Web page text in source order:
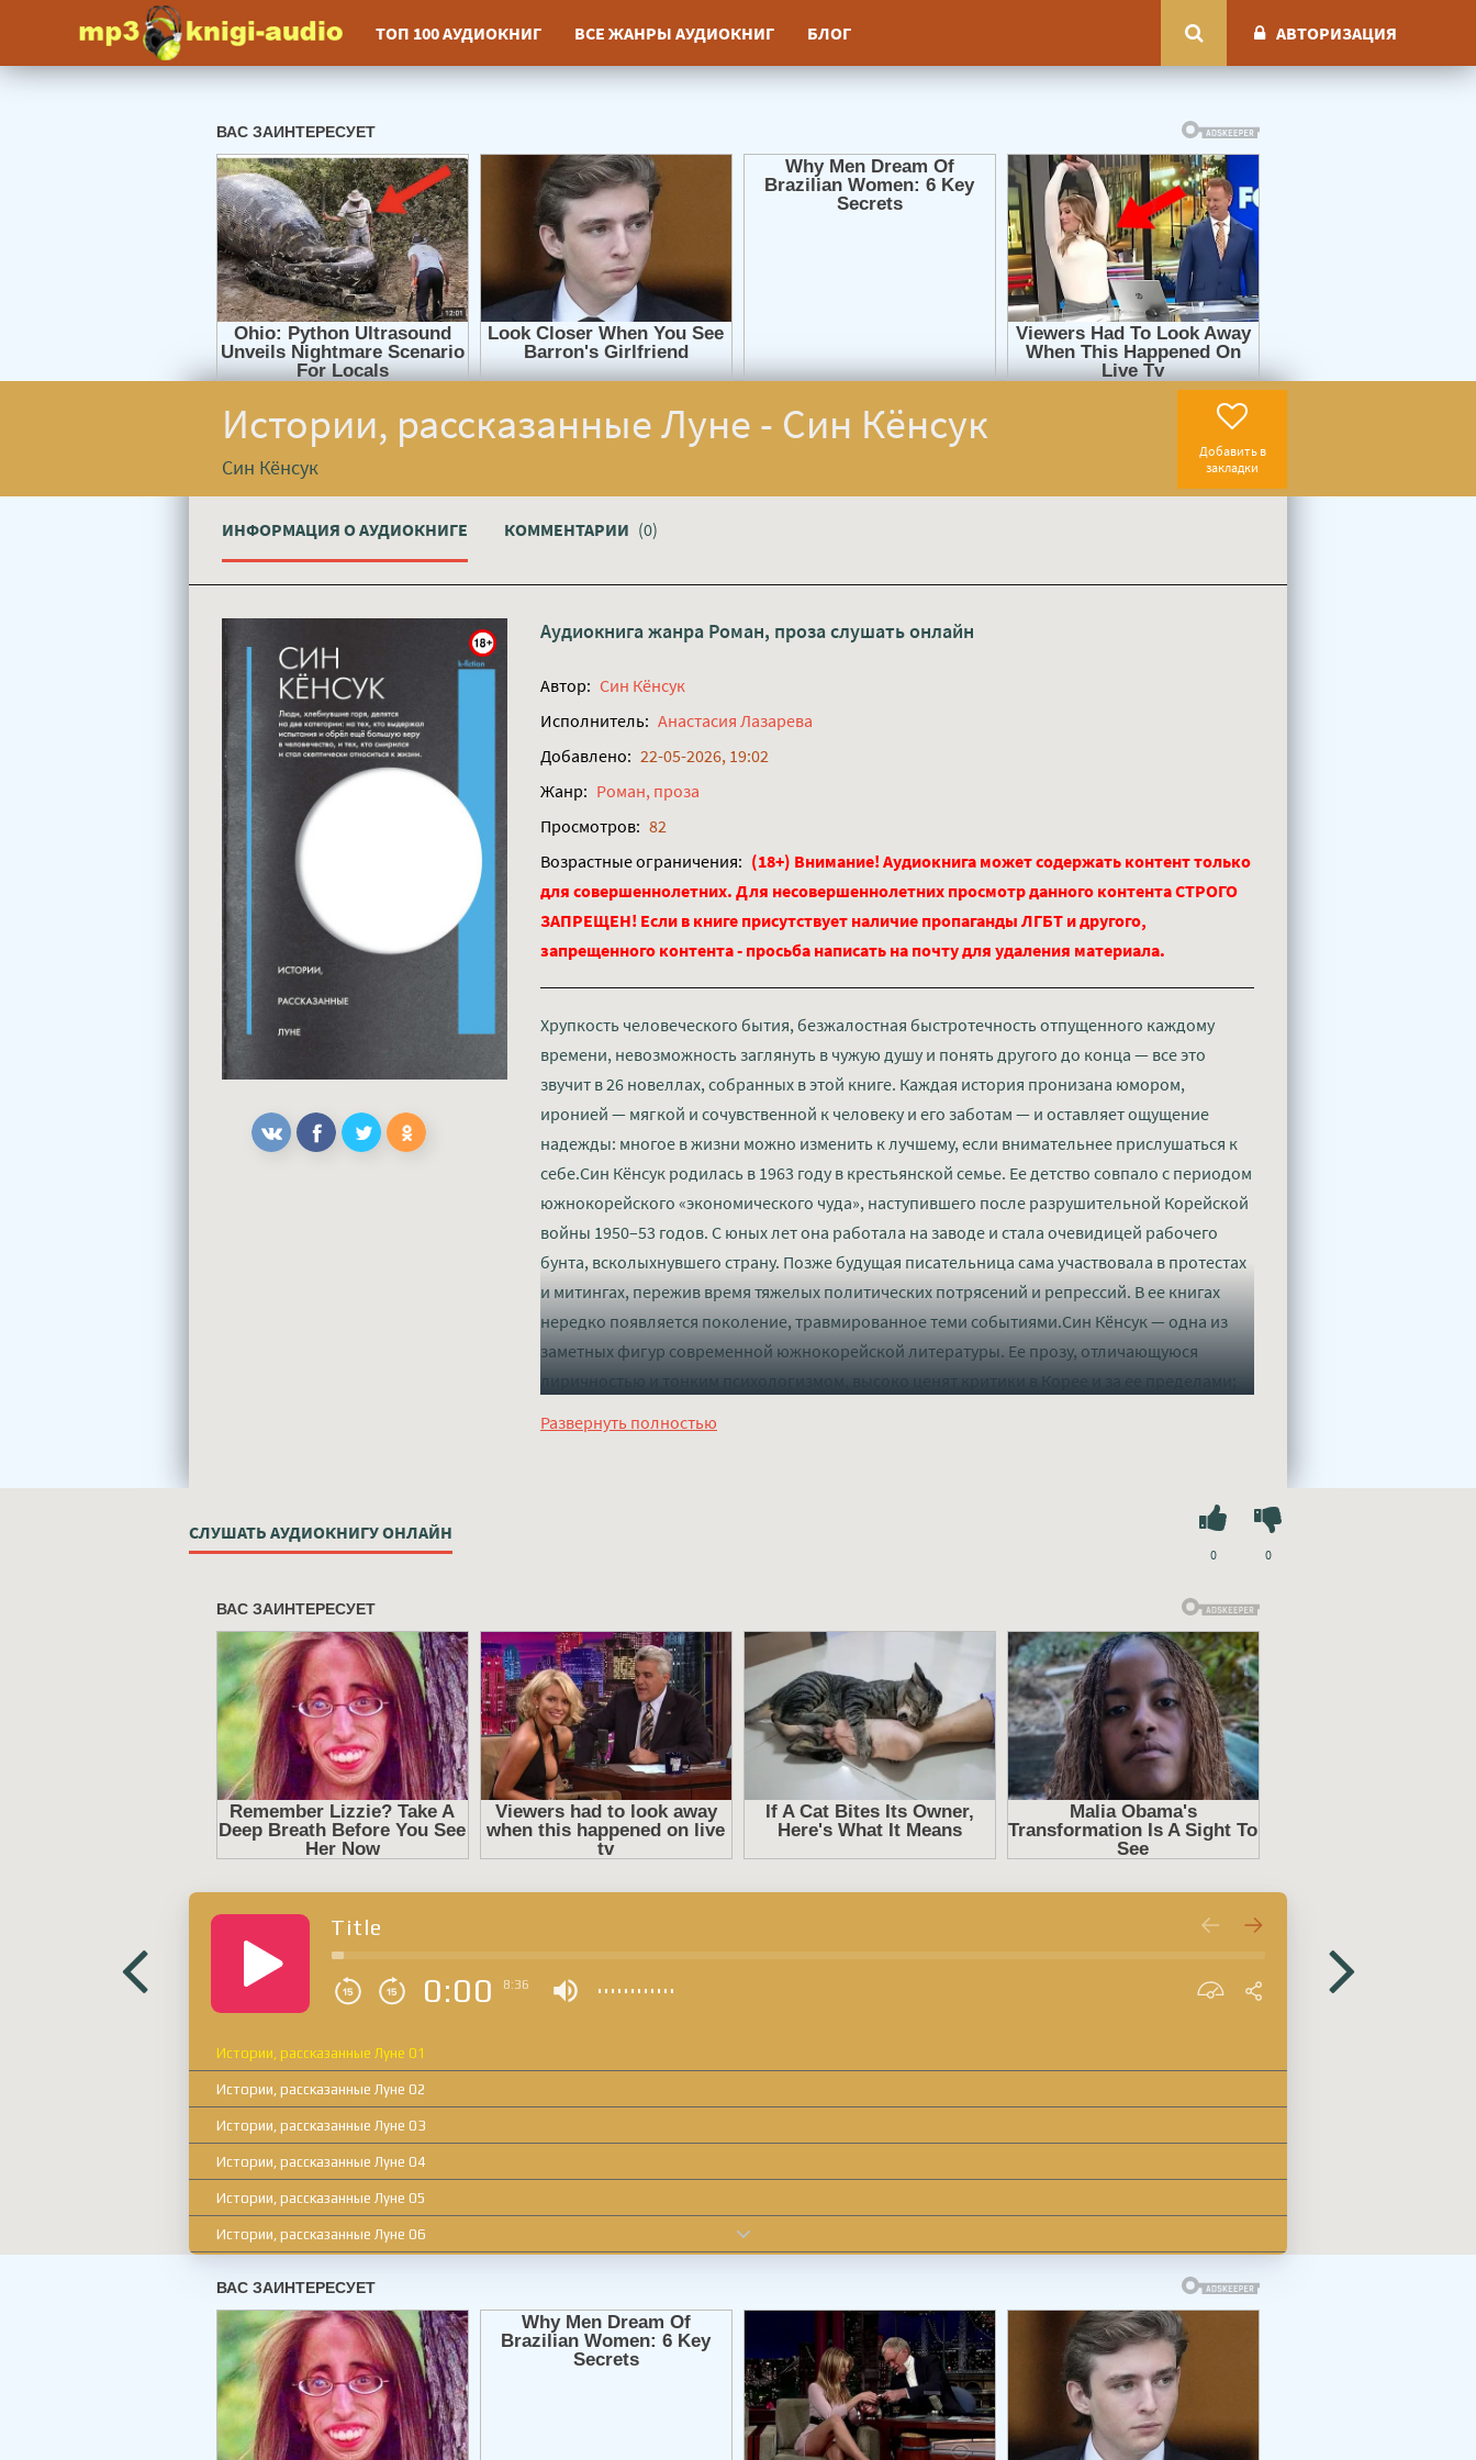
ТОП 100 АУДИОКНИГ ВСЕ ЖАНРЫ АУДИОКНИГ БЛОГ АВТОРИЗАЦИЯ
Истории, рассказанные Луне - Син Кёнсук
Син Кёнсук
Добавить в
закладки
ИНФОРМАЦИЯ О АУДИОКНИГЕ КОММЕНТАРИИ (0)
Аудиокнига жанра Роман, проза слушать онлайн
Автор: Син Кёнсук
Исполнитель: Анастасия Лазарева
Добавлено: 22-05-2026, 19:02
Жанр: Роман, проза
Просмотров: 82
Возрастные ограничения: (18+) Внимание! Аудиокнига может содержать контент только
для совершеннолетних. Для несовершеннолетних просмотр данного контента СТРОГО
ЗАПРЕЩЕН! Если в книге присутствует наличие пропаганды ЛГБТ и другого,
запрещенного контента - просьба написать на почту для удаления материала.
Хрупкость человеческого бытия, безжалостная быстротечность отпущенного каждому
времени, невозможность заглянуть в чужую душу и понять другого до конца — все это
звучит в 26 новеллах, собранных в этой книге. Каждая история пронизана юмором,
иронией — мягкой и сочувственной к человеку и его заботам — и оставляет ощущение
надежды: многое в жизни можно изменить к лучшему, если внимательнее прислушаться к
себе.Син Кёнсук родилась в 1963 году в крестьянской семье. Ее детство совпало с периодом
южнокорейского «экономического чуда», наступившего после разрушительной Корейской
войны 1950–53 годов. С юных лет она работала на заводе и стала очевидицей рабочего
бунта, всколыхнувшего страну. Позже будущая писательница сама участвовала в протестах
и митингах, пережив время тяжелых политических потрясений и репрессий. В ее книгах
нередко появляется поколение, травмированное теми событиями.Син Кёнсук — одна из
заметных фигур современной южнокорейской литературы. Ее прозу, отличающуюся
лиричностью и тонким психологизмом, высоко ценят критики в Корее и за ее пределами;
Развернуть полностью
СЛУШАТЬ АУДИОКНИГУ ОНЛАЙН
0 0
Title
0:00 8:36
Истории, рассказанные Луне 01
Истории, рассказанные Луне 02
Истории, рассказанные Луне 03
Истории, рассказанные Луне 04
Истории, рассказанные Луне 05
Истории, рассказанные Луне 06
Истории, рассказанные Луне 08
Истории, рассказанные Луне 09
Истории, рассказанные Луне 10
Истории, рассказанные Луне 11
Истории, рассказанные Луне 12